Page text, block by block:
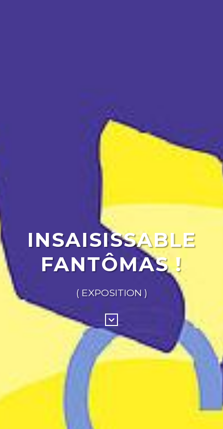
INSAISISSABLE
FANTÔMAS !
( EXPOSITION )